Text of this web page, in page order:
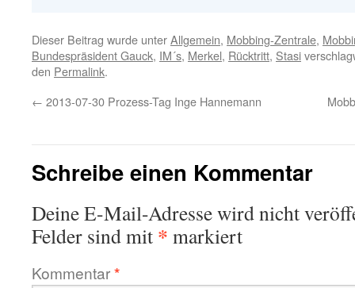
Dieser Beitrag wurde unterAllgemein, Mobbing-Zentrale,
Bundespräsident Gauck, IM´s, Merkel, Rücktritt, Stasi
den Permalink.
← 2013-07-30 Prozess-Tag Inge Hannemann
Schreibe einen Kommentar
Deine E-Mail-Adresse wird nicht
Felder sind mit * markiert
Kommentar*